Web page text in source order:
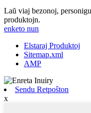
Laŭ viaj bezonoj,
produktojn.
enketo nun
Elstaraj Produktoj
Sitemap.xml
AMP
Sendu Retpoŝton
x